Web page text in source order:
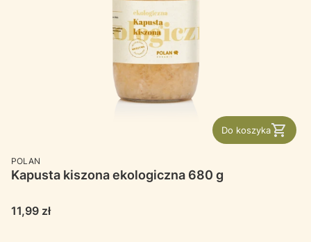
Do koszyka
PRODUCENT
POLAN
Kapusta kiszona ekologiczna 680 g
Cena
11,99 zł